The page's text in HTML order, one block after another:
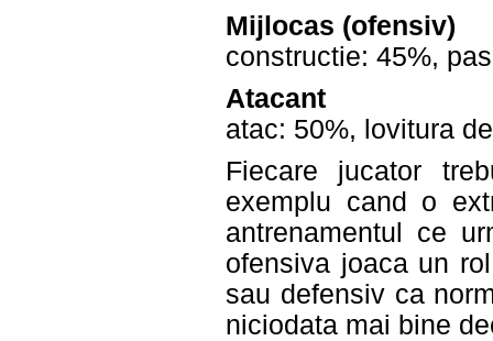
Mijlocas (ofensiv)
constructie: 45%,
Atacant
atac: 50%, lovitura
Fiecare jucator
exemplu cand o
antrenamentul ce
ofensiva joaca un
sau defensiv ca
niciodata mai bine